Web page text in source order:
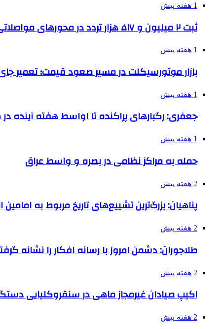
1 هفته پیش
ثبت ۲ میلیون و ۵۱۷ هزار تردد در محورهای مواصلاتی همدان در ایام اربعین
1 هفته پیش
بازار موتورسیکلت در مسیر صعود قیمت؛ تعمیر
1 هفته پیش
جعفری: رگبارهای پراکنده تا اواسط هفته آینده
1 هفته پیش
حمله به مراکز نظامی در بصره و واسط عراق
2 هفته پیش
پناهیان: بزرگ‌ترین تشییع‌های تاریخ مربوط به
2 هفته پیش
طلاجوران: دشمن امروز با رسانه افکار را نشانه
2 هفته پیش
اکیپ صیادان غیرمجاز ماهی در سنقروکلیایی
2 هفته پیش